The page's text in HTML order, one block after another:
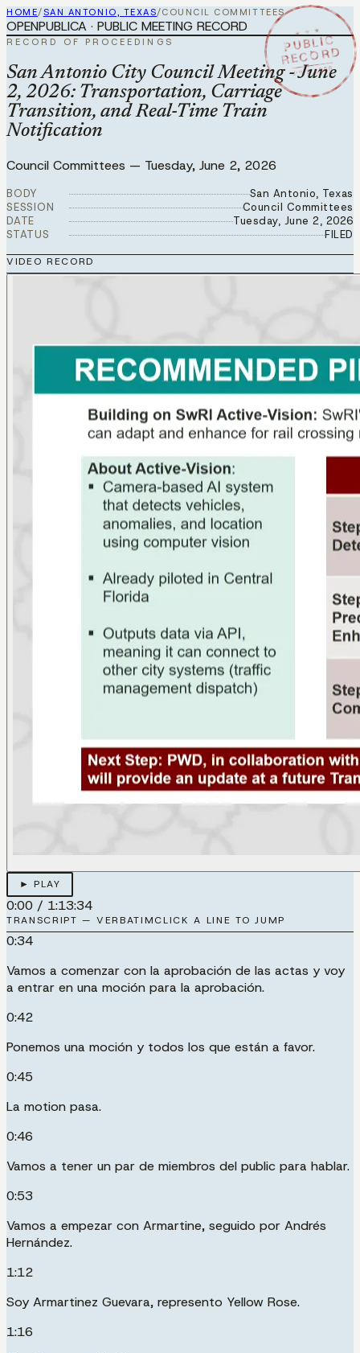
HOME/SAN ANTONIO, TEXAS/COUNCIL COMMITTEES
★ ★ ★
PUBLIC
RECORD
JUN 2 2026
OPENPUBLICA · PUBLIC MEETING RECORD
RECORD OF PROCEEDINGS
San Antonio City Council Meeting - June
2, 2026: Transportation, Carriage
Transition, and Real-Time Train
Notification
Council Committees — Tuesday, June 2, 2026
BODY
San Antonio, Texas
SESSION
Council Committees
DATE
Tuesday, June 2, 2026
STATUS
FILED
VIDEO RECORD
► PLAY
0:00 / 1:13:34
TRANSCRIPT — VERBATIMCLICK A LINE TO JUMP
0:34
Vamos a comenzar con la aprobación de las actas y voy
a entrar en una moción para la aprobación.
0:42
Ponemos una moción y todos los que están a favor.
0:45
La motion pasa.
0:46
Vamos a tener un par de miembros del public para hablar.
0:53
Vamos a empezar con Armartine, seguido por Andrés
Hernández.
1:12
Soy Armartinez Guevara, represento Yellow Rose.
1:16